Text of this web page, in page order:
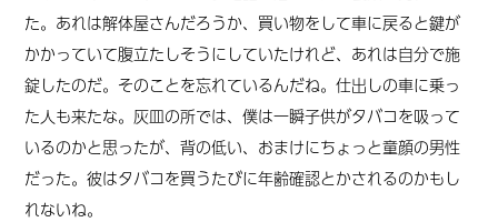
た。あれは解体屋さんだろうか、買い物をして車に戻ると鍵が
かかっていて腹立たしそうにしていたけれど、あれは自分で施
錠したのだ。そのことを忘れているんだね。仕出しの車に乗っ
た人も来たな。灰皿の所では、僕は一瞬子供がタバコを吸って
いるのかと思ったが、背の低い、おまけにちょっと童顔の男性
だった。彼はタバコを買うたびに年齢確認とかされるのかもし
れないね。